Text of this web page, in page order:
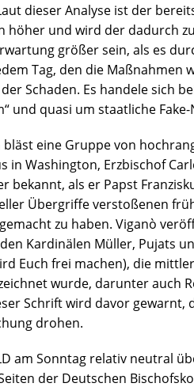
dieser Analyse ist der
höher und wird der dadurch
größer sein, als es
Tag, den die Maßnahmen
Schaden. Es handele sich
und quasi um staatliche Fake-
bläst eine Gruppe von
in Washington, Erzbischof
bekannt, als er Papst
Übergriffe verstoßenen
zu haben. Viganò
Kardinälen Müller, Pujats
Euch frei machen), die
wurde, darunter auch
Schrift wird davor gewarnt,
drohen.
am Sonntag relativ neutral
der Deutschen